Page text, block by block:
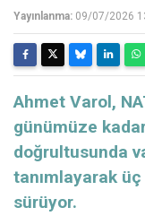
Yayınlanma: 09/07/2026
Ahmet Varol,
günümüze
doğrultusunda
tanımlayarak
sürüyor.